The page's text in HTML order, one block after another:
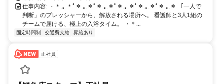
仕事内容: ・＊.｡.＊ﾟ＊.｡.＊ﾟ＊.｡.＊ﾟ＊.｡.＊ﾟ＊.｡.＊ﾟ＊.｡.＊ 「一人で
判断」のプレッシャーから、解放される場所へ。 看護師と3人1組の
チームで届ける、極上の入浴タイム。 ・＊...
固定時間制 交通費支給 昇給あり
正社員